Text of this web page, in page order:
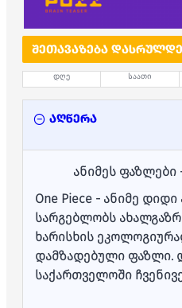
აღწერა
ანიმეს
One Piece - ანიმე
სარგებლობს
ხარისხის
დამზადებული ფაზლი.
საქართველოში
ᲨᲔᲗᲐᲕᲐᲖᲔᲑᲐ
დღე საათი